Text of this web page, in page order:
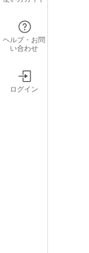
ヘルプ・お問
い合わせ
ログイン